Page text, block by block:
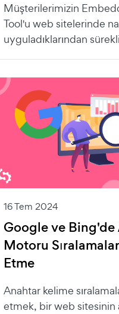
Müşterilerimizin
Tool'u web sitelerinde
uyguladıklarından
16 Tem 2024
Google ve Bing'de
Motoru
Etme
Anahtar kelime
etmek, bir web sitesinin